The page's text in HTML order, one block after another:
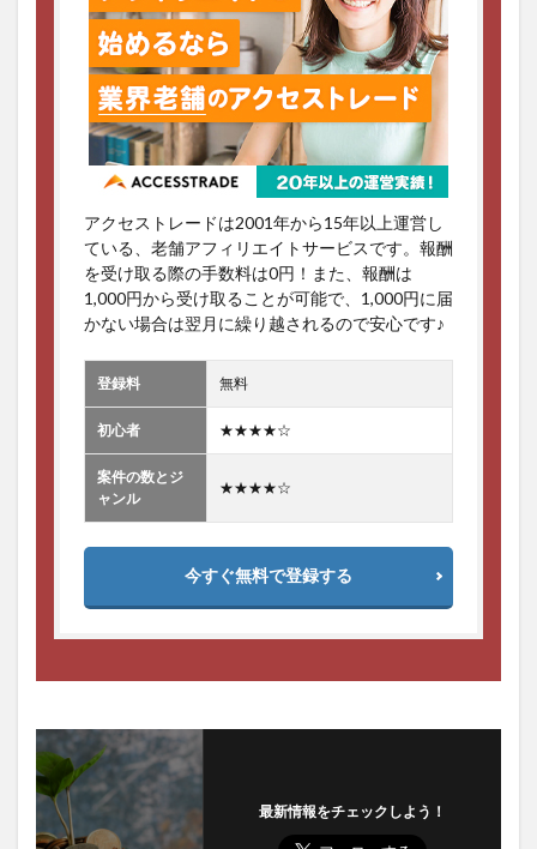
アクセストレードは2001年から15年以上運営し
ている、老舗アフィリエイトサービスです。報酬
を受け取る際の手数料は0円！また、報酬は
1,000円から受け取ることが可能で、1,000円に届
かない場合は翌月に繰り越されるので安心です♪
登録料 無料
初心者 ★★★★☆
案件の数とジ
ャンル
★★★★☆
今すぐ無料で登録する
最新情報をチェックしよう！